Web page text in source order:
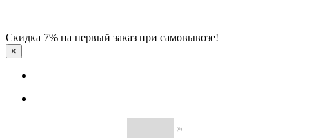
Скидка 7% на первый заказ при самовывозе!
×
(0)